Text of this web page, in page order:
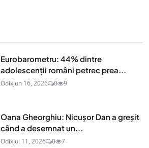
Eurobarometru: 44% dintre
adolescenţii români petrec prea...
OdixJun 16, 2026 0 9
Oana Gheorghiu: Nicușor Dan a greșit
când a desemnat un...
OdixJul 11, 2026 0 7